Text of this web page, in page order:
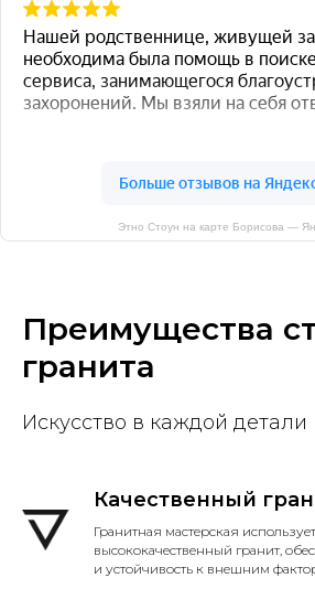
Этно Стоун на карте Борисова —
Преимущества
гранита
Искусство в каждой детали
Качественный
Гранитная мастерская
высококачественный гранит,
и устойчивость к внешним